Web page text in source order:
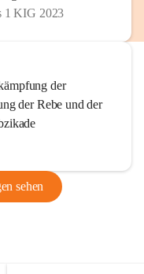
1 KIG 2023
der
der Rebe und der
sehen